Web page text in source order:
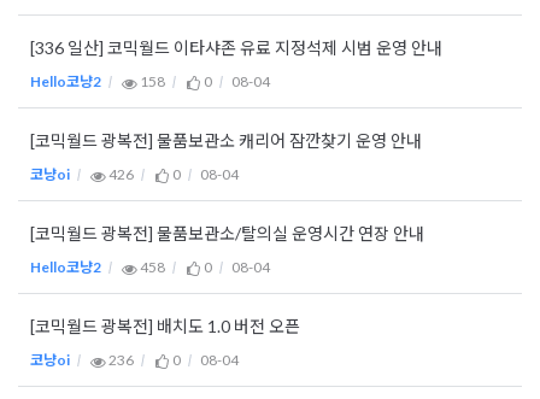
[336 일산] 코믹월드 이타샤존 유료 지정석제 시범 운영 안내
Hello코냥2 158 0 08-04
[코믹월드 광복전] 물품보관소 캐리어 잠깐찾기 운영 안내
코냥oi 426 0 08-04
[코믹월드 광복전] 물품보관소/탈의실 운영시간 연장 안내
Hello코냥2 458 0 08-04
[코믹월드 광복전] 배치도 1.0 버전 오픈
코냥oi 236 0 08-04